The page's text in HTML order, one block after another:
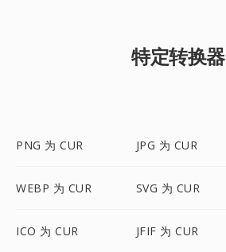
特定转换器
PNG 为 CUR JPG 为 CUR
WEBP 为 CUR SVG 为 CUR
ICO 为 CUR JFIF 为 CUR